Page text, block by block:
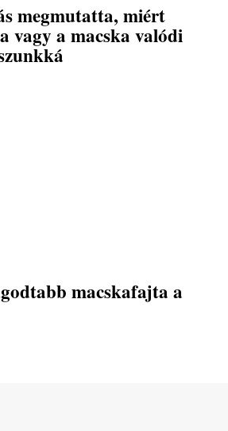
megmutatta, miért
vagy a macska valódi
macskafajta a